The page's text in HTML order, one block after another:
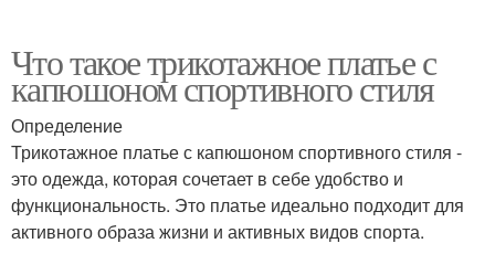
Что такое трикотажное платье с
капюшоном спортивного стиля
Определение
Трикотажное платье с капюшоном спортивного стиля -
это одежда, которая сочетает в себе удобство и
функциональность. Это платье идеально подходит для
активного образа жизни и активных видов спорта.